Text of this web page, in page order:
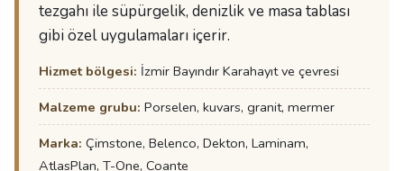
tezgahı ile süpürgelik, denizlik ve masa tablası
gibi özel uygulamaları içerir.
Hizmet bölgesi: İzmir Bayındır Karahayıt ve çevresi
Malzeme grubu: Porselen, kuvars, granit, mermer
Marka: Çimstone, Belenco, Dekton, Laminam,
AtlasPlan, T-One, Coante